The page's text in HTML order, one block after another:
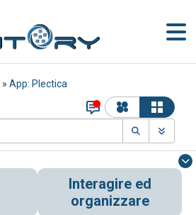
» App: Plectica
Interagire ed
organizzare